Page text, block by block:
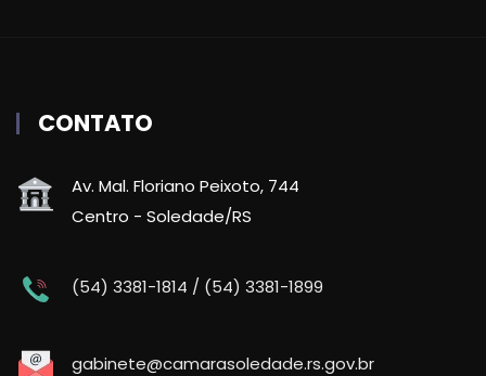
CONTATO
Av. Mal. Floriano Peixoto, 744
Centro - Soledade/RS
(54) 3381-1814 / (54) 3381-1899
gabinete@camarasoledade.rs.gov.br